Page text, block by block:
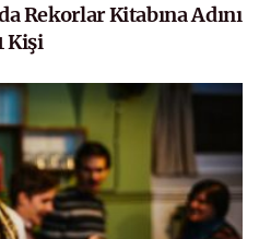
Rekorlar Kitabına Adını
Kişi